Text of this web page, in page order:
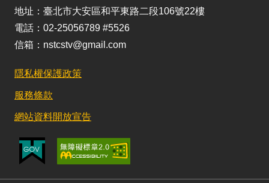
地址：臺北市大安區和平東路二段106號22樓
電話：02-25056789 #5526
信箱：nstcstv@gmail.com
隱私權保護政策
服務條款
網站資料開放宣告